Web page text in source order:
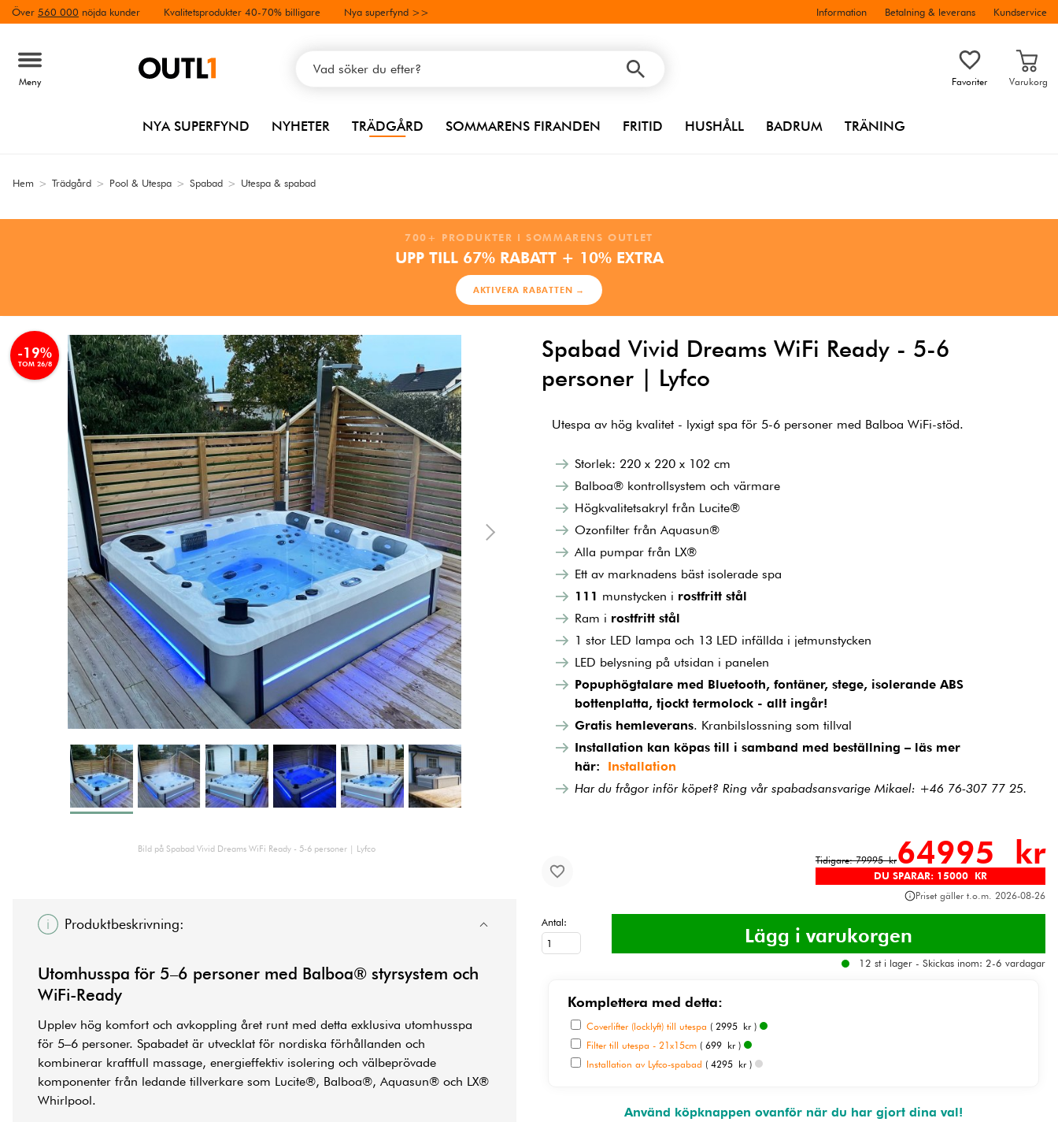
Över 560 000 nöjda kunder Kvalitetsprodukter 40-70% billigare Nya superfynd >> Information Betalning & leverans Kundservice
Meny Favoriter Varukorg
NYA SUPERFYND NYHETER TRÄDGÅRD SOMMARENS FIRANDEN FRITID HUSHÅLL BADRUM TRÄNING
Hem > Trädgård > Pool & Utespa > Spabad > Utespa & spabad
700+ PRODUKTER I SOMMARENS OUTLET
UPP TILL 67% RABATT + 10% EXTRA
AKTIVERA RABATTEN →
Spabad Vivid Dreams WiFi Ready - 5-6
personer | Lyfco
-19%
TOM 26/8
Bild på Spabad Vivid Dreams WiFi Ready - 5-6 personer | Lyfco
Utespa av hög kvalitet - lyxigt spa för 5-6 personer med Balboa WiFi-stöd.
Storlek: 220 x 220 x 102 cm
Balboa® kontrollsystem och värmare
Högkvalitetsakryl från Lucite®
Ozonfilter från Aquasun®
Alla pumpar från LX®
Ett av marknadens bäst isolerade spa
111 munstycken i rostfritt stål
Ram i rostfritt stål
1 stor LED lampa och 13 LED infällda i jetmunstycken
LED belysning på utsidan i panelen
Popuphögtalare med Bluetooth, fontäner, stege, isolerande ABS
bottenplatta, tjockt termolock - allt ingår!
Gratis hemleverans. Kranbilslossning som tillval
Installation kan köpas till i samband med beställning – läs mer
här: Installation
Har du frågor inför köpet? Ring vår spabadsansvarige Mikael: +46 76-307 77 25.
Tidigare: 79995 kr64995 kr
DU SPARAR: 15000 KR
Priset gäller t.o.m. 2026-08-26
Antal:
12 st i lager - Skickas inom: 2-6 vardagar
Komplettera med detta:
Coverlifter (locklyft) till utespa ( 2995 kr )
Filter till utespa - 21x15cm ( 699 kr )
Installation av Lyfco-spabad ( 4295 kr )
Använd köpknappen ovanför när du har gjort dina val!
Produktbeskrivning:
Utomhusspa för 5–6 personer med Balboa® styrsystem och
WiFi-Ready
Upplev hög komfort och avkoppling året runt med detta exklusiva utomhusspa
för 5–6 personer. Spabadet är utvecklat för nordiska förhållanden och
kombinerar kraftfull massage, energieffektiv isolering och välbeprövade
komponenter från ledande tillverkare som Lucite®, Balboa®, Aquasun® och LX®
Whirlpool.